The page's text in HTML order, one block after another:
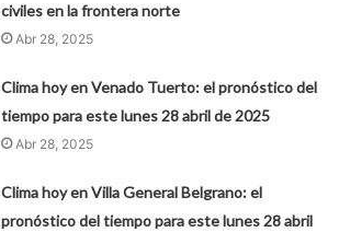
civiles en la frontera norte
Abr 28, 2025
Clima hoy en Venado Tuerto: el pronóstico del
tiempo para este lunes 28 abril de 2025
Abr 28, 2025
Clima hoy en Villa General Belgrano: el
pronóstico del tiempo para este lunes 28 abril